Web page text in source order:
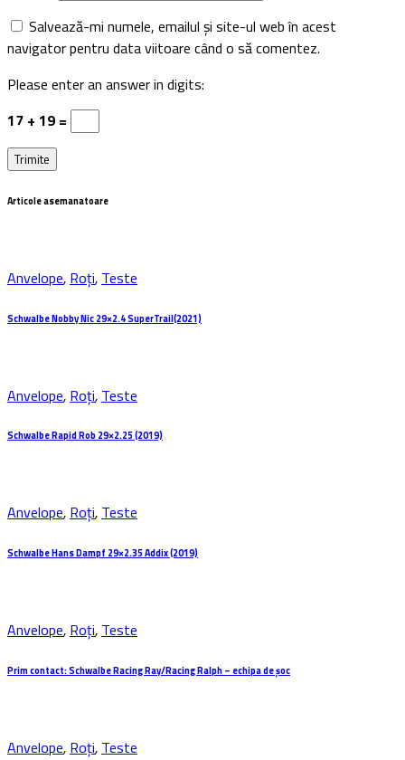
Salvează-mi numele, emailul și site-ul web în acest
navigator pentru data viitoare când o să comentez.
Please enter an answer in digits:
17 + 19 =
Articole asemanatoare
Anvelope, Roți, Teste
Schwalbe Nobby Nic 29×2.4 SuperTrail(2021)
Anvelope, Roți, Teste
Schwalbe Rapid Rob 29×2.25 (2019)
Anvelope, Roți, Teste
Schwalbe Hans Dampf 29×2.35 Addix (2019)
Anvelope, Roți, Teste
Prim contact: Schwalbe Racing Ray/Racing Ralph – echipa de șoc
Anvelope, Roți, Teste